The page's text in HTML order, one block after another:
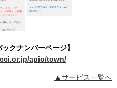
クナンバーページ】
apio/town/
▲サービス一覧へ